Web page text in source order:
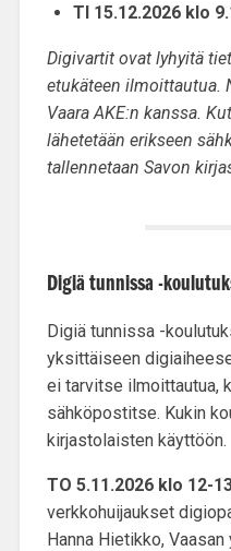
TI 15.12.2026 klo
Digivartit ovat lyhyitä
etukäteen ilmoittautua.
Vaara AKE:n kanssa.
lähetetään erikseen
tallennetaan Savon
Digiä tunnissa -
Digiä tunnissa -
yksittäiseen
ei tarvitse ilmoittautua,
sähköpostitse. Kukin
kirjastolaisten käyttöön.
TO 5.11.2026 klo 12-
verkkohuijaukset
Hanna Hietikko,